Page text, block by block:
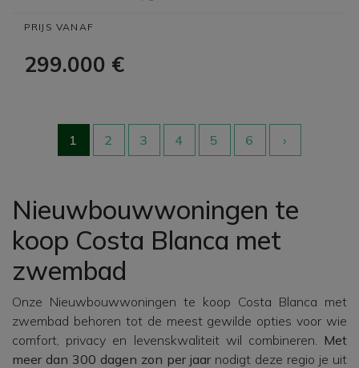
PRIJS VANAF
299.000 €
1 2 3 4 5 6 ›
Nieuwbouwwoningen te
koop Costa Blanca met
zwembad
Onze Nieuwbouwwoningen te koop Costa Blanca met
zwembad behoren tot de meest gewilde opties voor wie
comfort, privacy en levenskwaliteit wil combineren. Met
meer dan 300 dagen zon per jaarnodigt deze regio je uit